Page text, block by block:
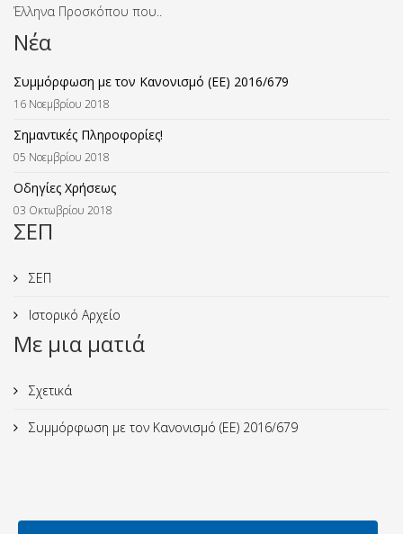
Έλληνα Προσκόπου που..
Νέα
Συμμόρφωση με τον Κανονισμό (ΕΕ) 2016/679
16 Νοεμβρίου 2018
Σημαντικές Πληροφορίες!
05 Νοεμβρίου 2018
Οδηγίες Χρήσεως
03 Οκτωβρίου 2018
ΣΕΠ
ΣΕΠ
Ιστορικό Αρχείο
Με μια ματιά
Σχετικά
Συμμόρφωση με τον Κανονισμό (ΕΕ) 2016/679